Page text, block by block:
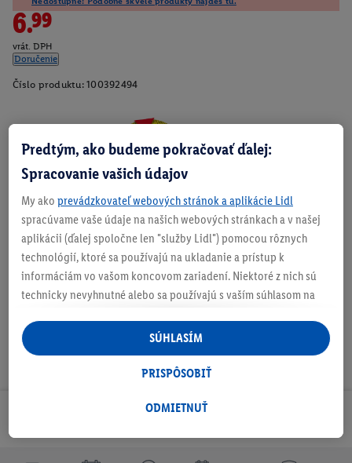
6.99
vrát. DPH
Doručenie
Číslo produktu: 100392494
Zistite svoju veľkosť
O produkte
Predtým, ako budeme pokračovať ďalej:
Spracovanie vašich údajov
My ako prevádzkovateľ webových stránok a aplikácie Lidl
spracúvame vaše údaje na našich webových stránkach a v našej
aplikácii (ďalej spoločne len "služby Lidl") pomocou rôznych
technológií, ktoré sa používajú na ukladanie a prístup k
informáciám vo vašom koncovom zariadení. Niektoré z nich sú
technicky nevyhnutné alebo sa používajú s vaším súhlasom na
personalizovanú reklamu v rámci služieb Lidl aj mimo nich. Ak
ste účastníkom programu Lidl Plus, na tieto účely sa spracúvajú
aj údaje z vášho nákupného správania v obchode.
následne si vytvoríte účet Lidl Plus alebo sa prihlásite do svojho
ODMIETNUŤ
PRISPÔSOBIŤ
SÚHLASÍM